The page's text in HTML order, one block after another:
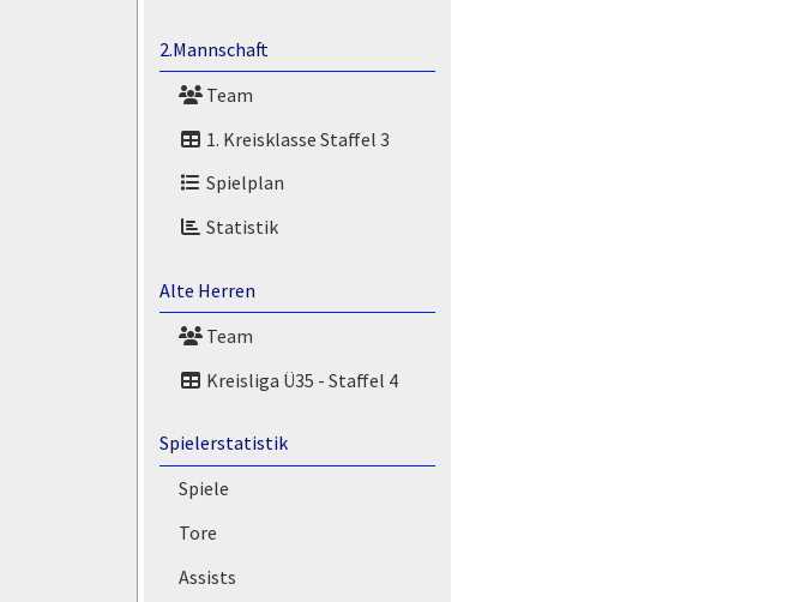
2.Mannschaft
Team
1. Kreisklasse Staffel 3
Spielplan
Statistik
Alte Herren
Team
Kreisliga Ü35 - Staffel 4
Spielerstatistik
Spiele
Tore
Assists